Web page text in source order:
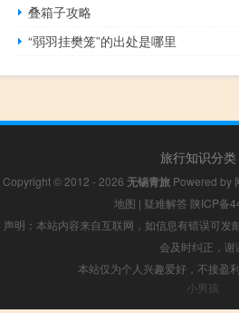
叠箱子攻略
“弱羽挂樊笼”的出处是哪里
旅行知识分类
Copyright © 2012 - 2026 无锡青旅 Powered by
地图 | 疑难解答 陕ICP备
声明：本站内容来自互联网，如信息有错误可
会及时纠正，谢
本站仅为个人兴趣爱好，不接盈
小男孩